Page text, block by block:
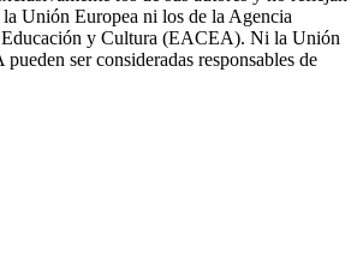
la Unión Europea ni los de la Agencia
Educación y Cultura (EACEA). Ni la Unión
ser consideradas responsables de